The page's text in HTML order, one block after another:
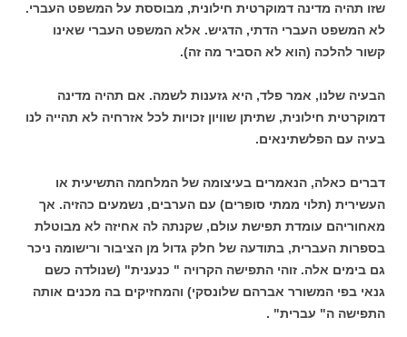
שזו תהיה מדינה דמוקרטית חילונית, מבוססת על המשפט העברי.
לא המשפט העברי הדתי, הדגיש. אלא המשפט העברי שאינו
קשור להלכה (הוא לא הסביר מה זה).
הבעיה שלנו, אמר פלד, היא גזענות לשמה. אם תהיה מדינה
דמוקרטית חילונית, שתיתן שוויון זכויות לכל אזרחיה לא תהייה לנו
בעיה עם הפלשתינאים.
דברים כאלה, הנאמרים בעיצומה של המלחמה התשיעית או
העשירית (תלוי ממתי סופרים) עם הערבים, נשמעים כהזיה. אך
מאחוריהם עומדת תפישת עולם, שקנתה לה אחיזה לא מבוטלת
בספרות העברית, בתודעה של חלק גדול מן הציבור ורישומה ניכר
גם בימים אלה. זוהי התפישה הקרויה " כנענית" (שנולדה כשם
גנאי בפי המשורר אברהם שלונסקי) והמחזיקים בה מכנים אותה
התפישה ה" עברית" .